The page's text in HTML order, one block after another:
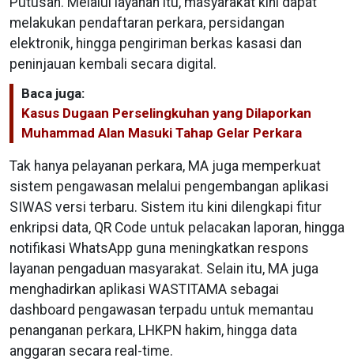
melakukan pendaftaran perkara, persidangan
elektronik, hingga pengiriman berkas kasasi dan
peninjauan kembali secara digital.
Baca juga:
Kasus Dugaan Perselingkuhan yang Dilaporkan
Muhammad Alan Masuki Tahap Gelar Perkara
Tak hanya pelayanan perkara, MA juga memperkuat
sistem pengawasan melalui pengembangan aplikasi
SIWAS versi terbaru. Sistem itu kini dilengkapi fitur
enkripsi data, QR Code untuk pelacakan laporan, hingga
notifikasi WhatsApp guna meningkatkan respons
layanan pengaduan masyarakat. Selain itu, MA juga
menghadirkan aplikasi WASTITAMA sebagai
dashboard pengawasan terpadu untuk memantau
penanganan perkara, LHKPN hakim, hingga data
anggaran secara real-time.